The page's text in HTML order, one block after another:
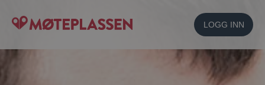
LOGG INN